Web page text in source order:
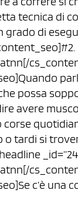
tecnica di
grado di
possa
avere
corse
o tardi si
c’è una